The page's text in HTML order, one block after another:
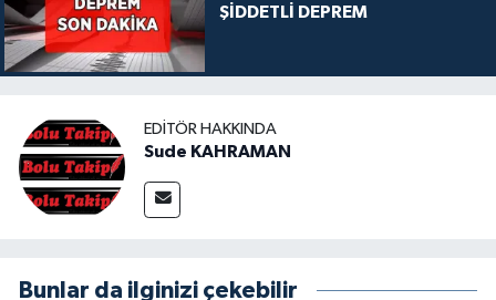
ŞİDDETLİ DEPREM
EDITÖR HAKKINDA
Sude KAHRAMAN
Bunlar da ilginizi çekebilir